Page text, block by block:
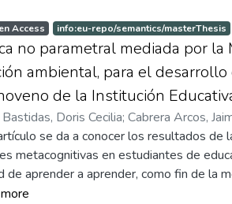
Access info:eu-repo/semantics/masterThesis
no parametral mediada por
ambiental, para el
de la Institución
Doris Cecilia; Cabrera Arcos,
se da a conocer los resultados de
metacognitivas en estudiantes de
de aprender a aprender, como fin de la
de tipo cuantitativo que mediante un